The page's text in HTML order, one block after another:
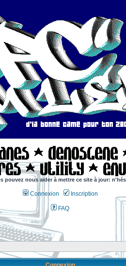
pouvez nous aider à mettre ce site à jour:
Connexion Inscription
FAQ